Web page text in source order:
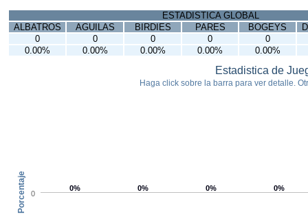
ESTADISTICA GLOBAL
ALBATROS
AGUILAS BIRDIES PARES BOGEYS
0
0 0 0
0
0.00%
0.00% 0.00% 0.00% 0.00%
Porcentaje
Estadistica de
Haga click sobre la barra para ver detalle.
0% 0% 0% 0%
0